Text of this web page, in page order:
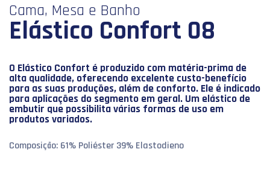
Cama, Mesa e Banho
Elástico Confort 08
O Elástico Confort é produzido com matéria-prima de
alta qualidade, oferecendo excelente custo-benefício
para as suas produções, além de conforto. Ele é indicado
para aplicações do segmento em geral. Um elástico de
embutir que possibilita várias formas de uso em
produtos variados.
Composição: 61% Poliéster 39% Elastodieno